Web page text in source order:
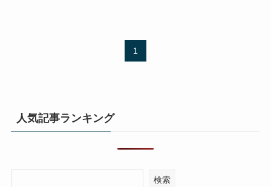
1
人気記事ランキング
検索